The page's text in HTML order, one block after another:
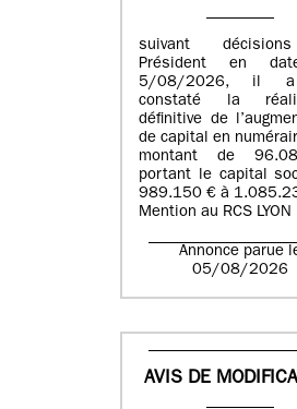
suivant
Président en
5/08/2026, il
constaté la
définitive de
de capital en
montant de
portant le capital
989.150 € à
Mention au RCS LYON
Annonce parue
05/08/2026
AVIS DE